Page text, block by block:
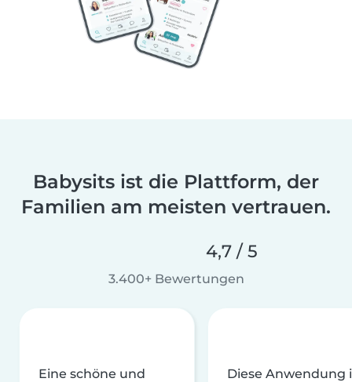
Babysits ist die Plattform, der
Familien am meisten vertrauen.
4,7 / 5
3.400+ Bewertungen
Eine schöne und
Diese Anwendung